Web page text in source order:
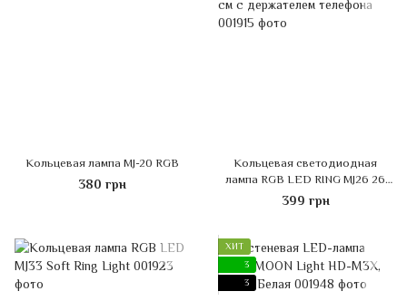
Кольцевая лампа MJ-20 RGB
380 грн
Кольцевая светодиодная
лампа RGB LED RING MJ26 26
см с держателем телефона
399 грн
ХИТ
3
3